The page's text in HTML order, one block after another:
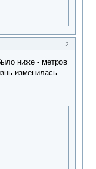
2
ниже - метров
изменилась.